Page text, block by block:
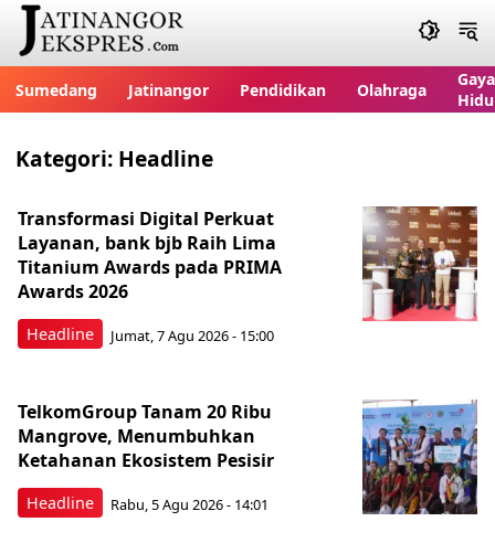
Sumedang Jatinangor Pendidikan Olahraga
Gaya
Kategori: Headline
Headline
Transformasi Digital Perkuat
Layanan, bank bjb Raih Lima
Titanium Awards pada PRIMA
Awards 2026
Jumat, 7 Agu 2026 - 15:00
Headline
TelkomGroup Tanam 20 Ribu
Mangrove, Menumbuhkan
Ketahanan Ekosistem Pesisir
Rabu, 5 Agu 2026 - 14:01